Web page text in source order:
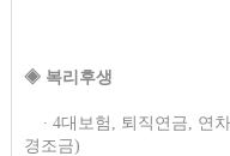
◈ 복리후생
∙ 4대보험, 퇴직연금, 연
경조금)